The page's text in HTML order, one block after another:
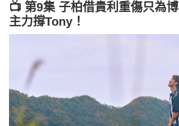
📺 第9集 子柏借貴利重傷只為
主力撐Tony！